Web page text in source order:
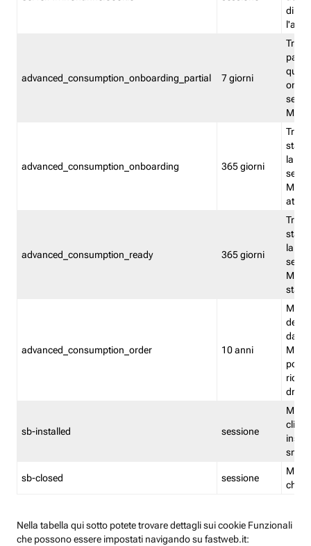
advanced_consumption_onboarding_partial 7 giorni
advanced_consumption_onboarding 365 giorni
stata
la
advanced_consumption_ready 365 giorni
stata
la
stato
advanced_consumption_order 10 anni
delle
sb-installed sessione
sb-closed sessione
Nella tabella qui sotto potete trovare dettagli sui cookie Funzionali
che possono essere impostati navigando su fastweb.it: